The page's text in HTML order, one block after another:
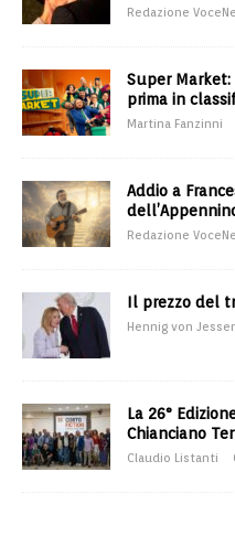
Redazione
Super Market:
prima in
Martina Fanzinni
Addio a
Redazione
Il prezzo del
Hennig von
La 26°
Chianciano
Claudio Listanti